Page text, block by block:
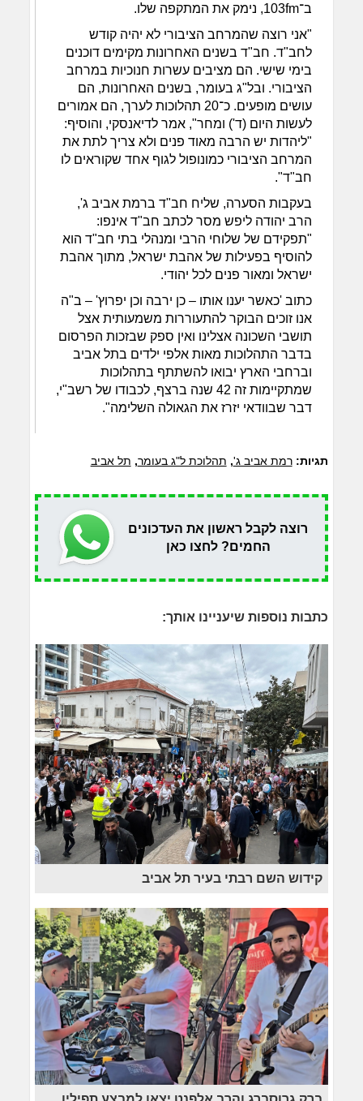
ב־103fm, נימק את המתקפה שלו.
"אני רוצה שהמרחב הציבורי לא יהיה קודש
לחב"ד. חב"ד בשנים האחרונות מקימים דוכנים
בימי שישי. הם מציבים עשרות חנוכיות במרחב
הציבורי. ובל"ג בעומר, בשנים האחרונות, הם
עושים מופעים. כ־20 תהלוכות לערך, הם אמורים
לעשות היום (ד') ומחר", אמר לדיאנסקי, והוסיף:
"ליהדות יש הרבה מאוד פנים ולא צריך לתת את
המרחב הציבורי כמונופול לגוף אחד שקוראים לו
חב"ד".
בעקבות הסערה, שליח חב"ד ברמת אביב ג',
הרב יהודה ליפש מסר לכתב חב"ד אינפו:
"תפקידם של שלוחי הרבי ומנהלי בתי חב"ד הוא
להוסיף בפעילות של אהבת ישראל, מתוך אהבת
ישראל ומאור פנים לכל יהודי.
כתוב 'כאשר יענו אותו – כן ירבה וכן יפרוץ' – ב"ה
אנו זוכים הבוקר להתעוררות משמעותית אצל
תושבי השכונה אצלינו ואין ספק שבזכות הפרסום
בדבר התהלוכות מאות אלפי ילדים בתל אביב
וברחבי הארץ יבואו להשתתף בתהלוכות
שמתקיימות זה 42 שנה ברצף, לכבודו של רשב"י,
דבר שבוודאי יזרז את הגאולה השלימה".
תגיות:רמת אביב ג', תהלוכת ל"ג בעומר, תל אביב
רוצה לקבל ראשון את העדכונים
החמים? לחצו כאן
כתבות נוספות שיעניינו אותך:
קידוש השם רבתי בעיר תל אביב